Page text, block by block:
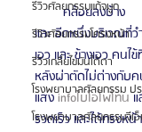
รีวิวศัลยกรรมแก้จมูก
รีวิวศัลยกรรมโครงหน้า
รีวิวเกลี่ยไขมันใต้ตา
โรงพยาบาลศัลยกรรม ปร
โรงพยาบาลศัลยกรรมจีเ
คล้อยลงบ้าง
และ อีกหนึ่งบริเวณที่
เอว และ ข้างเอว คน
หลังผ่าตัดไม่ต่างกับค
แสง infoไบโอโพโทน แ
รวดเร็ว และได้ทรงห